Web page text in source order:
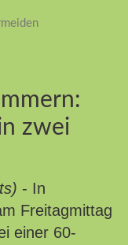
zwei
- In
Freitagmittag
einer 60-